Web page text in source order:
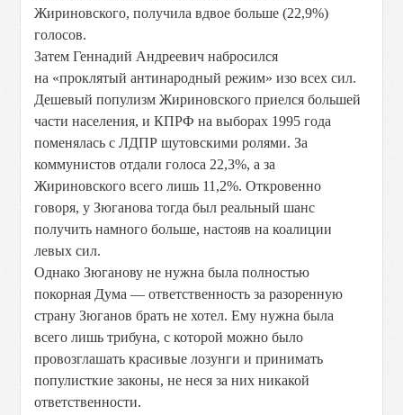
Жириновского, получила вдвое больше (22,9%)
голосов.
Затем Геннадий Андреевич набросился
на «проклятый антинародный режим» изо всех сил.
Дешевый популизм Жириновского приелся большей
части населения, и КПРФ на выборах 1995 года
поменялась с ЛДПР шутовскими ролями. За
коммунистов отдали голоса 22,3%, а за
Жириновского всего лишь 11,2%. Откровенно
говоря, у Зюганова тогда был реальный шанс
получить намного больше, настояв на коалиции
левых сил.
Однако Зюганову не нужна была полностью
покорная Дума — ответственность за разоренную
страну Зюганов брать не хотел. Ему нужна была
всего лишь трибуна, с которой можно было
провозглашать красивые лозунги и принимать
популисткие законы, не неся за них никакой
ответственности.